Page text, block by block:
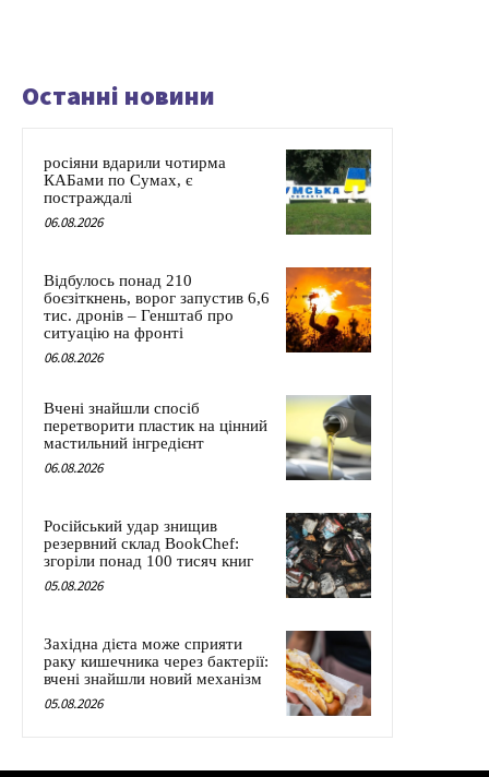
Останні новини
росіяни вдарили чотирма
КАБами по Сумах, є
постраждалі
06.08.2026
Відбулось понад 210
боєзіткнень, ворог запустив 6,6
тис. дронів – Генштаб про
ситуацію на фронті
06.08.2026
Вчені знайшли спосіб
перетворити пластик на цінний
мастильний інгредієнт
06.08.2026
Російський удар знищив
резервний склад BookChef:
згоріли понад 100 тисяч книг
05.08.2026
Західна дієта може сприяти
раку кишечника через бактерії:
вчені знайшли новий механізм
05.08.2026